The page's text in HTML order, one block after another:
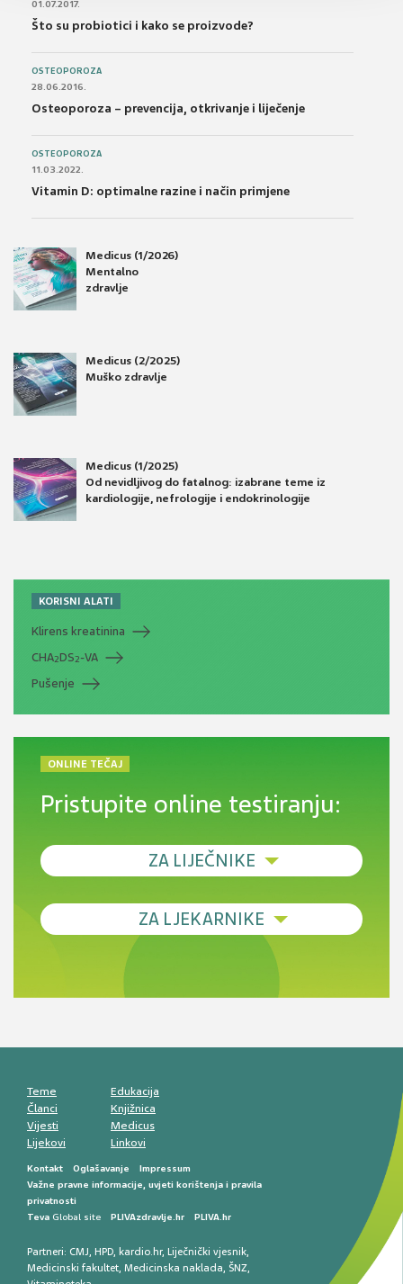
01.07.2017.
Što su probiotici i kako se proizvode?
OSTEOPOROZA
28.06.2016.
Osteoporoza – prevencija, otkrivanje i liječenje
OSTEOPOROZA
11.03.2022.
Vitamin D: optimalne razine i način primjene
Medicus (1/2026)
Mentalno
zdravlje
Medicus (2/2025)
Muško zdravlje
Medicus (1/2025)
Od nevidljivog do fatalnog: izabrane teme iz
kardiologije, nefrologije i endokrinologije
KORISNI ALATI
Klirens kreatinina
CHA2DS2-VA
Pušenje
ONLINE TEČAJ
Pristupite online testiranju:
ZA LIJEČNIKE
Debljina - od prevencije do personalizirane
Novi pogled na migrenu: komorbiditeti, spolne
razlike i nove terapije
smetnji do rane onkološke dijagnostike
ZA LJEKARNIKE
Antikoagulansi u ljekarničkoj praksi –
Teme
Članci
Vijesti
Lijekovi
Edukacija
Knjižnica
Medicus
Linkovi
Kontakt Oglašavanje
Impressum
Važne pravne informacije, uvjeti korištenja i pravila
privatnosti
Teva Global site PLIVAzdravlje.hr PLIVA.hr
Partneri: CMJ, HPD, kardio.hr, Liječnički vjesnik,
Medicinski fakultet, Medicinska naklada, ŠNZ,